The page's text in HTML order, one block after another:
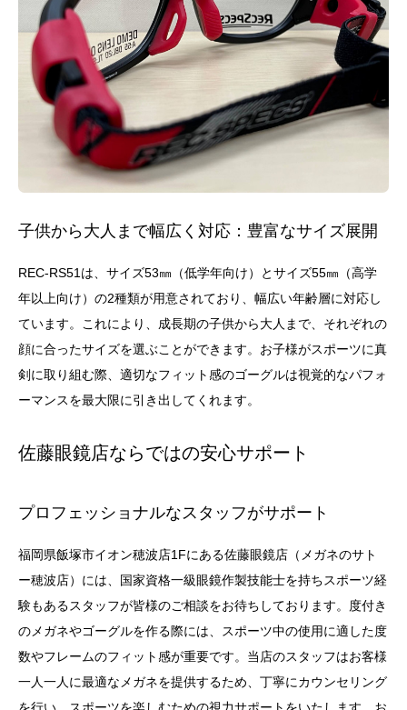
子供から大人まで幅広く対応：豊富なサイズ展開
REC-RS51は、サイズ53㎜（低学年向け）とサイズ55㎜（高学
年以上向け）の2種類が用意されており、幅広い年齢層に対応し
ています。これにより、成長期の子供から大人まで、それぞれの
顔に合ったサイズを選ぶことができます。お子様がスポーツに真
剣に取り組む際、適切なフィット感のゴーグルは視覚的なパフォ
ーマンスを最大限に引き出してくれます。
佐藤眼鏡店ならではの安心サポート
プロフェッショナルなスタッフがサポート
福岡県飯塚市イオン穂波店1Fにある佐藤眼鏡店（メガネのサト
ー穂波店）には、国家資格一級眼鏡作製技能士を持ちスポーツ経
験もあるスタッフが皆様のご相談をお待ちしております。度付き
のメガネやゴーグルを作る際には、スポーツ中の使用に適した度
数やフレームのフィット感が重要です。当店のスタッフはお客様
一人一人に最適なメガネを提供するため、丁寧にカウンセリング